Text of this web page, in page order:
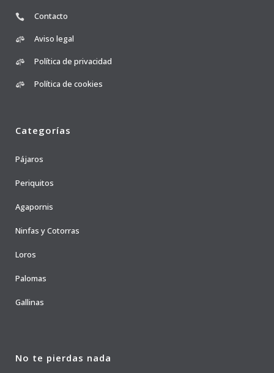
Contacto
Aviso legal
Política de privacidad
Política de cookies
Categorías
Pájaros
Periquitos
Agapornis
Ninfas y Cotorras
Loros
Palomas
Gallinas
No te pierdas nada